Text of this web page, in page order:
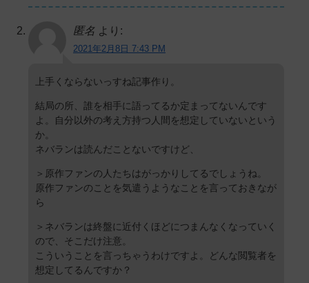
匿名 より:
2021年2月8日 7:43 PM
上手くならないっすね記事作り。
結局の所、誰を相手に語ってるか定まってないんです
よ。自分以外の考え方持つ人間を想定していないという
か。
ネバランは読んだことないですけど、
＞原作ファンの人たちはがっかりしてるでしょうね。
原作ファンのことを気遣うようなことを言っておきなが
ら
＞ネバランは終盤に近付くほどにつまんなくなっていく
ので、そこだけ注意。
こういうことを言っちゃうわけですよ。どんな閲覧者を
想定してるんですか？